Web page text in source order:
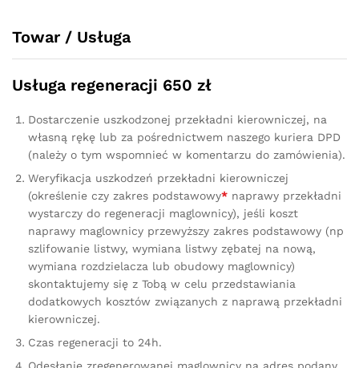
quantity
Towar / Usługa
Usługa regeneracji 650 zł
Dostarczenie uszkodzonej przekładni kierowniczej, na
własną rękę lub za pośrednictwem naszego kuriera DPD
(należy o tym wspomnieć w komentarzu do zamówienia).
Weryfikacja uszkodzeń przekładni kierowniczej
(określenie czy zakres podstawowy* naprawy przekładni
wystarczy do regeneracji maglownicy), jeśli koszt
naprawy maglownicy przewyższy zakres podstawowy (np
szlifowanie listwy, wymiana listwy zębatej na nową,
wymiana rozdzielacza lub obudowy maglownicy)
skontaktujemy się z Tobą w celu przedstawiania
dodatkowych kosztów związanych z naprawą przekładni
kierowniczej.
Czas regeneracji to 24h.